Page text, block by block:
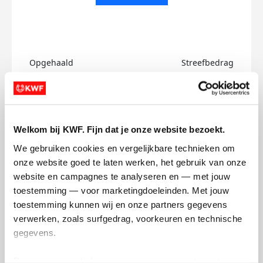
Welkom bij KWF. Fijn dat je onze website bezoekt.
We gebruiken cookies en vergelijkbare technieken om
onze website goed te laten werken, het gebruik van onze
website en campagnes te analyseren en — met jouw
toestemming — voor marketingdoeleinden. Met jouw
toestemming kunnen wij en onze partners gegevens
verwerken, zoals surfgedrag, voorkeuren en technische
gegevens.
Opgehaald
€0
Streefbedrag
€500
Baukje's badges